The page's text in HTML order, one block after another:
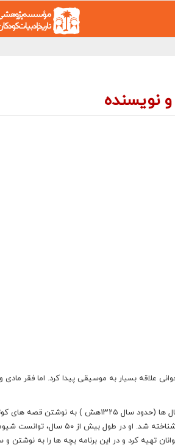
در دوران نوجوانی علاقه بسیار به موسیقی پیدا کرد. اما
اگر چه او تحصیلات دبیرستان را نیمه کاره رها کرد اما از همان
پرداخت. شاملو از همین زمان به عنوان شاعری
برای کودکان و نوجوانان تهیه کرد و در این برنامه بچه ها